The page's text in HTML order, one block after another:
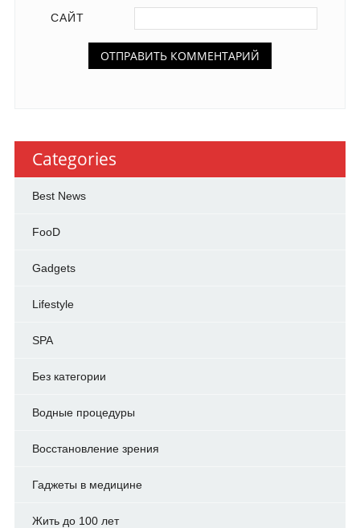
САЙТ
Categories
Best News
FooD
Gadgets
Lifestyle
SPA
Без категории
Водные процедуры
Восстановление зрения
Гаджеты в медицине
Жить до 100 лет